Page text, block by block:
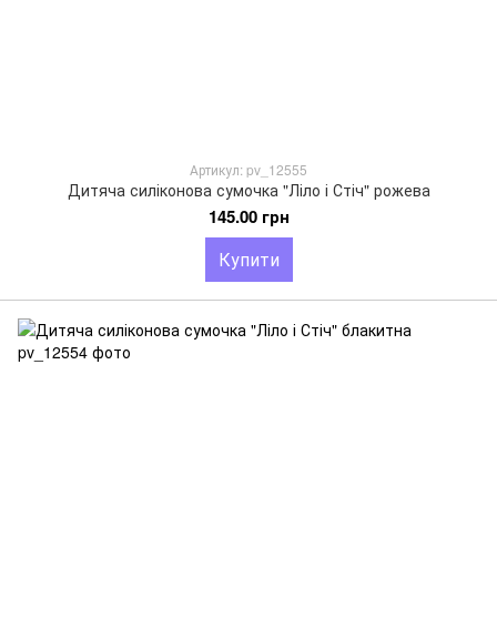
Артикул: pv_12555
Дитяча силіконова сумочка "Ліло і Стіч" рожева
145.00 грн
Купити